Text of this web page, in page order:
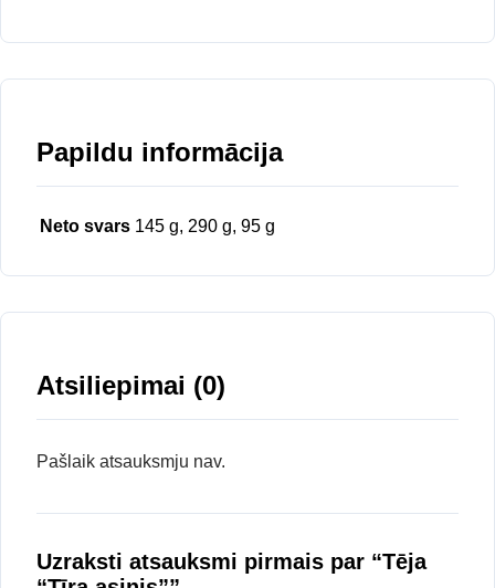
Papildu informācija
Neto svars 145 g, 290 g, 95 g
Atsiliepimai (0)
Pašlaik atsauksmju nav.
Uzraksti atsauksmi pirmais par “Tēja